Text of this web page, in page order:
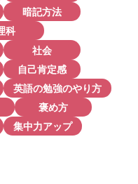
暗記方法
科
社会
自己肯定感
英語の勉強のやり方
褒め方
集中力アップ